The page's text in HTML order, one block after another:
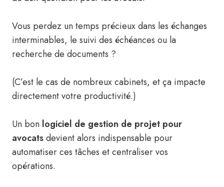
Vous perdez un temps précieux dans les échanges
interminables, le suivi des échéances ou la
recherche de documents ?
(C’est le cas de nombreux cabinets, et ça impacte
directement votre productivité.)
Un bon logiciel de gestion de projet pour
avocatsdevient alors indispensable pour
automatiser ces tâches et centraliser vos
opérations.